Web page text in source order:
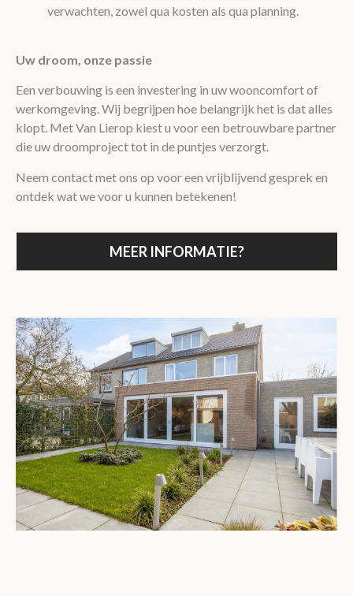
verwachten, zowel qua kosten als qua planning.
Uw droom, onze passie
Een verbouwing is een investering in uw wooncomfort of
werkomgeving. Wij begrijpen hoe belangrijk het is dat alles
klopt. Met Van Lierop kiest u voor een betrouwbare partner
die uw droomproject tot in de puntjes verzorgt.
Neem contact met ons op voor een vrijblijvend gesprek en
ontdek wat we voor u kunnen betekenen!
MEER INFORMATIE?